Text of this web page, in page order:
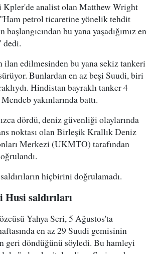
analist olan Matthew Wright
petrol ticaretine yönelik tehdit
başlangıcından bu yana yaşadığımız en
dedi.
ilan edilmesinden bu yana sekiz tankeri
Bunlardan en az beşi Suudi, biri
Hindistan bayraklı tanker 4
yakınlarında battı.
dördü, deniz güvenliği olaylarında
noktası olan Birleşik Krallık Deniz
Merkezi (UKMTO) tarafından
hiçbirini doğrulamadı.
Husi saldırıları
Yahya Seri, 5 Ağustos'ta
en az 29 Suudi gemisinin
geri döndüğünü söyledi. Bu hamleyi